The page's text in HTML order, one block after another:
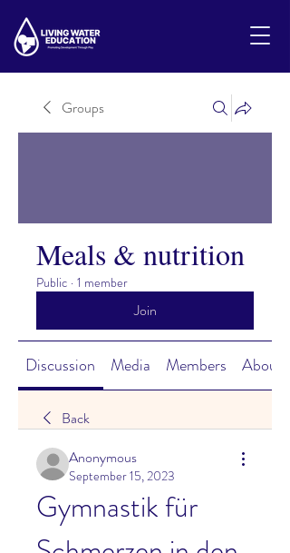
Groups
Meals & nutrition
Public · 1 member
Join
Discussion Media Members About
Back
Anonymous
September 15, 2023
Gymnastik für